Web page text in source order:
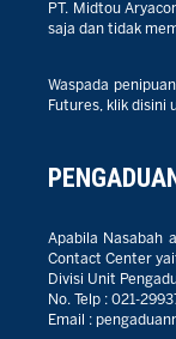
PT. Midtou
saja dan tidak
Waspada
Futures, klik disini
Apabila Nasabah
Contact Center
Divisi Unit
No. Telp : 021-
Email :